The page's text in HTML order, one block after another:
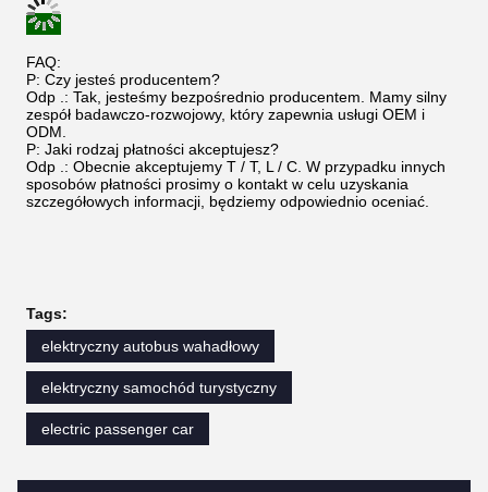
FAQ:
P: Czy jesteś producentem?
Odp .: Tak, jesteśmy bezpośrednio producentem. Mamy silny
zespół badawczo-rozwojowy, który zapewnia usługi OEM i
ODM.
P: Jaki rodzaj płatności akceptujesz?
Odp .: Obecnie akceptujemy T / T, L / C. W przypadku innych
sposobów płatności prosimy o kontakt w celu uzyskania
szczegółowych informacji, będziemy odpowiednio oceniać.
Tags:
elektryczny autobus wahadłowy
elektryczny samochód turystyczny
electric passenger car